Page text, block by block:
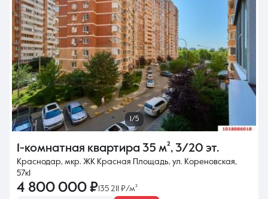
1/5
1-комнатная квартира 35 м², 3/20 эт.
Краснодар, мкр. ЖК Красная Площадь, ул. Кореновская,
57к1
4 800 000 ₽ 135 211 ₽/м²